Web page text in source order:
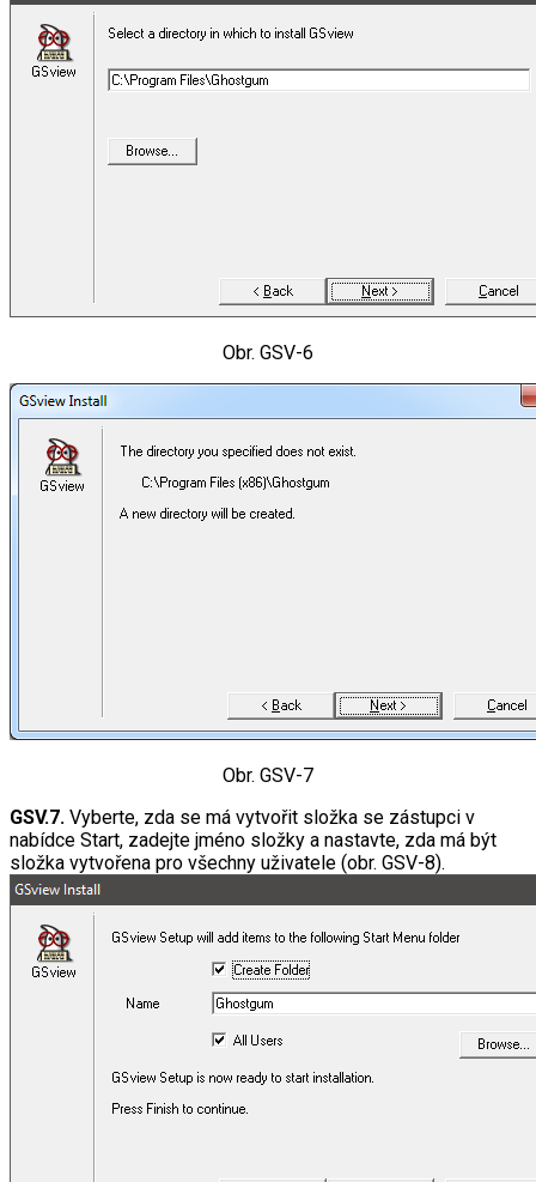
Obr. GSV-6
Obr. GSV-7
GSV.7. Vyberte, zda se má vytvořit složka se zástupci v
nabídce Start, zadejte jméno složky a nastavte, zda má být
složka vytvořena pro všechny uživatele (obr. GSV-8).